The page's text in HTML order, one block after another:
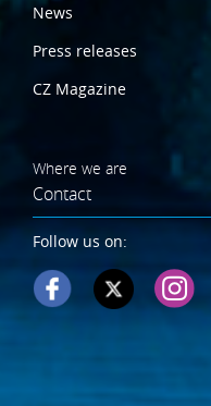
News
Press releases
CZ Magazine
Where we are
Contact
Follow us on: